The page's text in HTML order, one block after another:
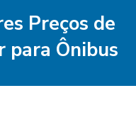
Preços de
para Ônibus